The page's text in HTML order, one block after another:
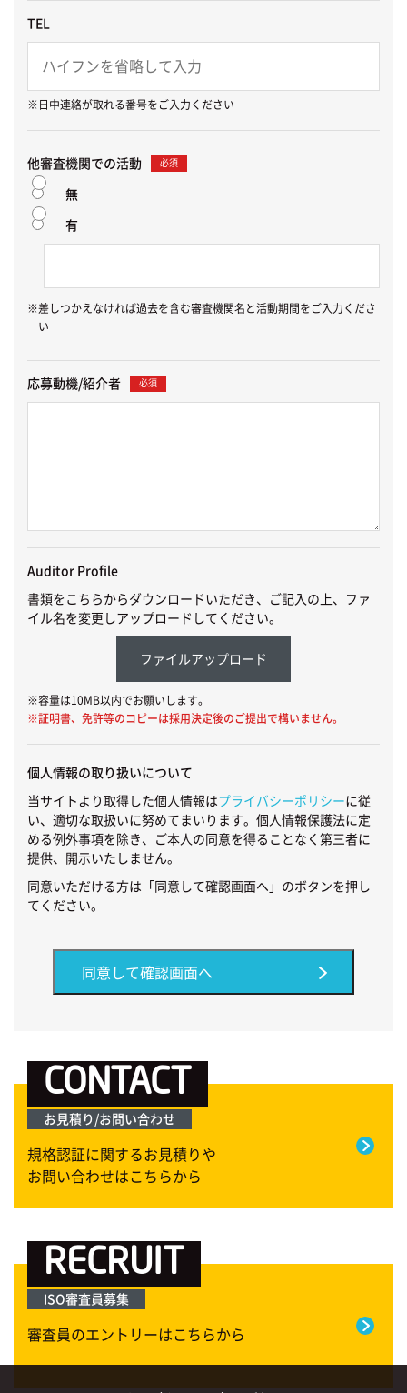
TEL
※日中連絡が取れる番号をご入力ください
他審査機関での活動 必須
無
有
※差しつかえなければ過去を含む審査機関名と活動期間をご入力くださ
い
応募動機/紹介者 必須
Auditor Profile
書類をこちらからダウンロードいただき、ご記入の上、ファ
イル名を変更しアップロードしてください。
ファイルアップロード
※容量は10MB以内でお願いします。
※証明書、免許等のコピーは採用決定後のご提出で構いません。
個人情報の取り扱いについて
当サイトより取得した個人情報はプライバシーポリシーに従
い、適切な取扱いに努めてまいります。個人情報保護法に定
める例外事項を除き、ご本人の同意を得ることなく第三者に
提供、開示いたしません。
同意いただける方は「同意して確認画面へ」のボタンを押し
てください。
CONTACT
お見積り/お問い合わせ
規格認証に関するお見積りや
お問い合わせはこちらから
RECRUIT
ISO審査員募集
審査員のエントリーはこちらから